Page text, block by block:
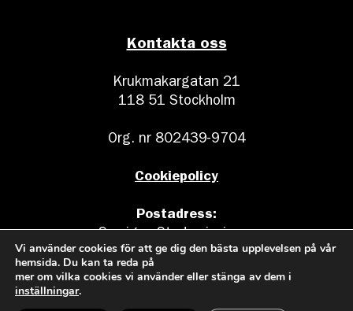
Kontakta oss
Krukmakargatan 21
118 51 Stockholm
Org. nr 802439-9704
Cookiepolicy
Postadress:
Sveriges Stadsmissioner
Box 17011
104 62 Stockholm
Vi använder cookies för att ge dig den bästa upplevelsen på vår
hemsida. Du kan ta reda på
mer om vilka cookies vi använder eller stänga av dem i
inställningar.